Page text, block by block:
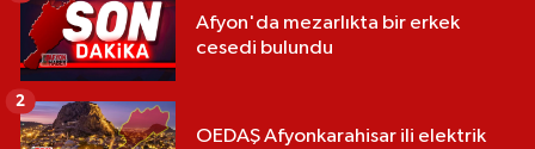
Afyon'da mezarlıkta bir erkek
cesedi bulundu
OEDAŞ Afyonkarahisar ili elektrik
2